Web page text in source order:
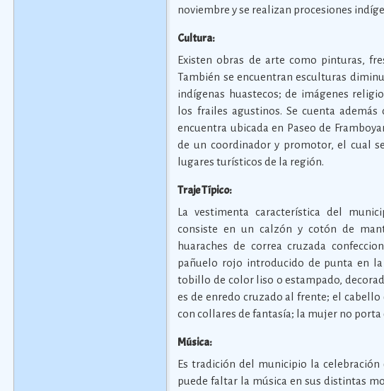
noviembre y se realizan procesiones
Cultura:
Existen obras de arte como pinturas,
También se encuentran esculturas
indígenas huastecos; de imágenes
los frailes agustinos. Se cuenta
encuentra ubicada en Paseo de
de un coordinador y promotor, el cual
lugares turísticos de la región.
Traje Típico:
La vestimenta característica del
consiste en un calzón y cotón de
huaraches de correa cruzada
pañuelo rojo introducido de punta en
tobillo de color liso o estampado,
es de enredo cruzado al frente; el
con collares de fantasía; la mujer no porta
Música:
Es tradición del municipio la
puede faltar la música en sus distintas